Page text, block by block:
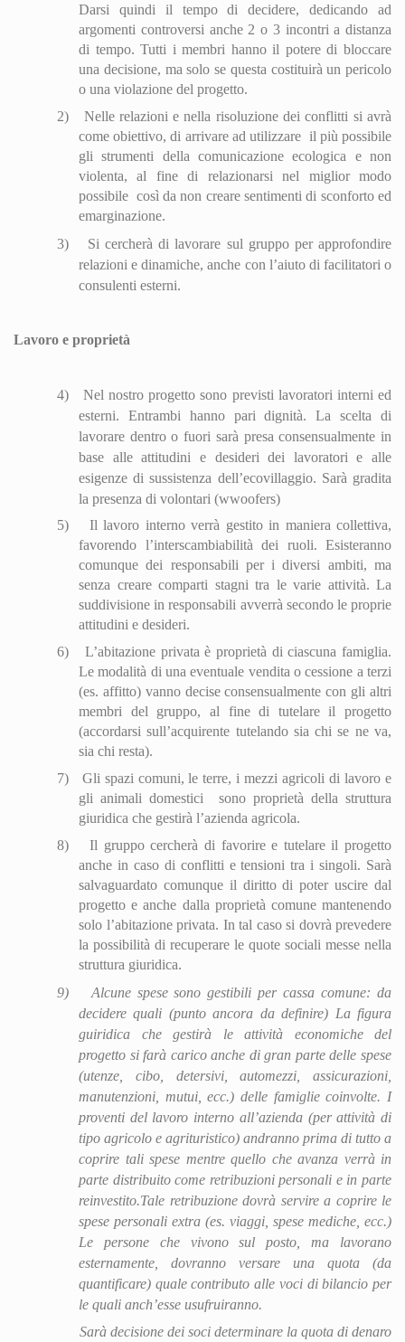
Darsi quindi il tempo di decidere, dedicando ad
argomenti controversi anche 2 o 3 incontri a distanza
di tempo. Tutti i membri hanno il potere di bloccare
una decisione, ma solo se questa costituirà un pericolo
o una violazione del progetto.
2)
Nelle relazioni e nella risoluzione dei conflitti si avrà
come obiettivo, di arrivare ad utilizzare il più possibile
gli strumenti della comunicazione ecologica e non
violenta, al fine di relazionarsi nel miglior modo
possibile così da non creare sentimenti di sconforto ed
emarginazione.
3)
Si cercherà di lavorare sul gruppo per approfondire
relazioni e dinamiche, anche con l’aiuto di facilitatori o
consulenti esterni.
Lavoro e proprietà
4)
Nel nostro progetto sono previsti lavoratori interni ed
esterni. Entrambi hanno pari dignità. La scelta di
lavorare dentro o fuori sarà presa consensualmente in
base alle attitudini e desideri dei lavoratori e alle
esigenze di sussistenza dell’ecovillaggio. Sarà gradita
la presenza di volontari (wwoofers)
5)
Il lavoro interno verrà gestito in maniera collettiva,
favorendo l’interscambiabilità dei ruoli. Esisteranno
comunque dei responsabili per i diversi ambiti, ma
senza creare comparti stagni tra le varie attività. La
suddivisione in responsabili avverrà secondo le proprie
attitudini e desideri.
6)
L’abitazione privata è proprietà di ciascuna famiglia.
Le modalità di una eventuale vendita o cessione a terzi
(es. affitto) vanno decise consensualmente con gli altri
membri del gruppo, al fine di tutelare il progetto
(accordarsi sull’acquirente tutelando sia chi se ne va,
sia chi resta).
7)
Gli spazi comuni, le terre, i mezzi agricoli di lavoro e
gli animali domestici
sono proprietà della struttura
giuridica che gestirà l’azienda agricola.
8)
Il gruppo cercherà di favorire e tutelare il progetto
anche in caso di conflitti e tensioni tra i singoli. Sarà
salvaguardato comunque il diritto di poter uscire dal
progetto e anche dalla proprietà comune mantenendo
solo l’abitazione privata. In tal caso si dovrà prevedere
la possibilità di recuperare le quote sociali messe nella
struttura giuridica.
9)
Alcune spese sono gestibili per cassa comune: da
decidere quali (punto ancora da definire) La figura
guiridica che gestirà le attività economiche del
progetto si farà carico anche di gran parte delle spese
(utenze, cibo, detersivi, automezzi, assicurazioni,
manutenzioni, mutui, ecc.) delle famiglie coinvolte. I
proventi del lavoro interno all’azienda (per attività di
tipo agricolo e agrituristico) andranno prima di tutto a
coprire tali spese mentre quello che avanza verrà in
parte distribuito come retribuzioni personali e in parte
reinvestito.Tale retribuzione dovrà servire a coprire le
spese personali extra (es. viaggi, spese mediche, ecc.)
Le persone che vivono sul posto, ma lavorano
esternamente, dovranno versare una quota (da
quantificare) quale contributo alle voci di bilancio per
le quali anch’esse usufruiranno.
Sarà decisione dei soci determinare la quota di denaro